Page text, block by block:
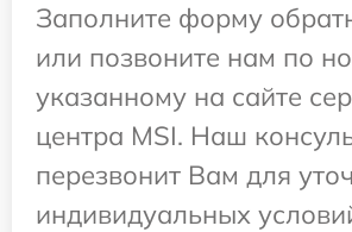
Заполните форму
или позвоните нам по
указанному на сайте
центра MSI. Наш
перезвонит Вам для
индивидуальных